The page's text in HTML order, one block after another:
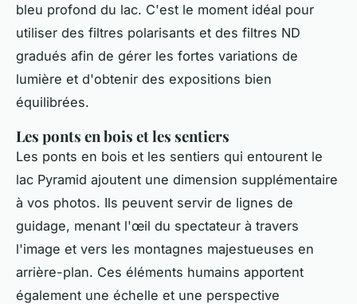
bleu profond du lac. C'est le moment idéal pour
utiliser des filtres polarisants et des filtres ND
gradués afin de gérer les fortes variations de
lumière et d'obtenir des expositions bien
équilibrées.
Les ponts en bois et les sentiers
Les ponts en bois et les sentiers qui entourent le
lac Pyramid ajoutent une dimension supplémentaire
à vos photos. Ils peuvent servir de lignes de
guidage, menant l'œil du spectateur à travers
l'image et vers les montagnes majestueuses en
arrière-plan. Ces éléments humains apportent
également une échelle et une perspective